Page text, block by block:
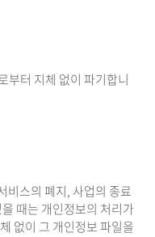
부터 지체 없이 파기합니
비스의 폐지, 사업의 종료
때는 개인정보의 처리가
없이 그 개인정보 파일을